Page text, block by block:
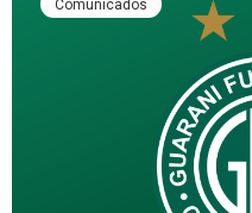
Comunicados